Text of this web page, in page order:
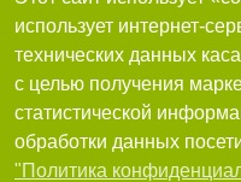
использует интернет-
технических данных
с целью получения
статистической
обработки данных
"Политика